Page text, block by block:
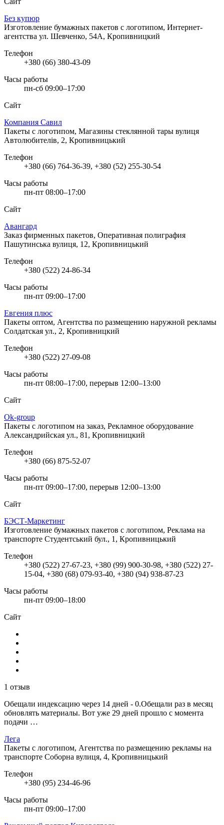
Без купюр
Изготовление бумажных пакетов с логотипом, Интернет-
агентства ул. Шевченко, 54А, Кропивницкий
Телефон
+380 (66) 380-43-09
Часы работы
пн-сб 09:00–17:00
Сайт
Компания Савил
Пакеты с логотипом, Магазины стеклянной тары вулиця
Автолюбителів, 2, Кропивницький
Телефон
+380 (66) 764-36-39, +380 (52) 255-30-54
Часы работы
пн-пт 08:00–17:00
Сайт
Авангард
Заказ фирменных пакетов, Оперативная полиграфия
Пашутинська вулиця, 12, Кропивницький
Телефон
+380 (522) 24-86-34
Часы работы
пн-пт 09:00–17:00
Евгения плюс
Пакеты оптом, Агентства по размещению наружной рекламы
Солдатская ул., 2, Кропивницкий
Телефон
+380 (522) 27-09-08
Часы работы
пн-пт 08:00–17:00, перерыв 12:00–13:00
Сайт
Ok-group
Пакеты с логотипом на заказ, Рекламное оборудование
Александрийская ул., 81, Кропивницкий
Телефон
+380 (66) 875-52-07
Часы работы
пн-пт 09:00–17:00, перерыв 12:00–13:00
Сайт
БЭСТ-Маркетинг
Изготовление бумажных пакетов с логотипом, Реклама на
транспорте Студентський бул., 1, Кропивницький
Телефон
+380 (522) 27-67-23, +380 (99) 900-30-98, +380 (522) 27-
15-04, +380 (68) 079-93-40, +380 (94) 938-87-23
Часы работы
пн-пт 09:00–18:00
Сайт
1 отзыв
Обещали индексацию через 14 дней - 0.Обещали раз в месяц
обновлять материалы. Вот уже 29 дней прошло с момента
подачи …
Лега
Пакеты с логотипом, Агентства по размещению рекламы на
транспорте Соборна вулиця, 4, Кропивницький
Телефон
+380 (95) 234-46-96
Часы работы
пн-пт 09:00–17:00